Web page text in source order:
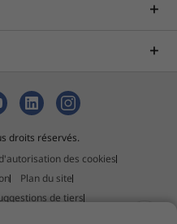
droits réservés.
des cookies
Plan du site
de tiers